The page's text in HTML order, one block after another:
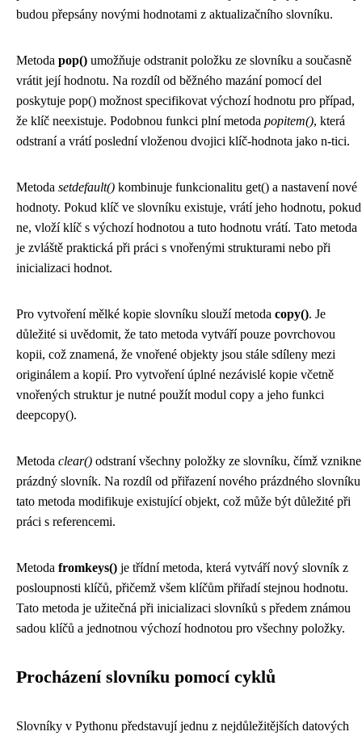
budou přepsány novými hodnotami z aktualizačního slovníku.
Metoda pop() umožňuje odstranit položku ze slovníku a současně
vrátit její hodnotu. Na rozdíl od běžného mazání pomocí del
poskytuje pop() možnost specifikovat výchozí hodnotu pro případ,
že klíč neexistuje. Podobnou funkci plní metoda popitem(), která
odstraní a vrátí poslední vloženou dvojici klíč-hodnota jako n-tici.
Metoda setdefault() kombinuje funkcionalitu get() a nastavení nové
hodnoty. Pokud klíč ve slovníku existuje, vrátí jeho hodnotu, pokud
ne, vloží klíč s výchozí hodnotou a tuto hodnotu vrátí. Tato metoda
je zvláště praktická při práci s vnořenými strukturami nebo při
inicializaci hodnot.
Pro vytvoření mělké kopie slovníku slouží metoda copy(). Je
důležité si uvědomit, že tato metoda vytváří pouze povrchovou
kopii, což znamená, že vnořené objekty jsou stále sdíleny mezi
originálem a kopií. Pro vytvoření úplné nezávislé kopie včetně
vnořených struktur je nutné použít modul copy a jeho funkci
deepcopy().
Metoda clear() odstraní všechny položky ze slovníku, čímž vznikne
prázdný slovník. Na rozdíl od přiřazení nového prázdného slovníku
tato metoda modifikuje existující objekt, což může být důležité při
práci s referencemi.
Metoda fromkeys() je třídní metoda, která vytváří nový slovník z
posloupnosti klíčů, přičemž všem klíčům přiřadí stejnou hodnotu.
Tato metoda je užitečná při inicializaci slovníků s předem známou
sadou klíčů a jednotnou výchozí hodnotou pro všechny položky.
Procházení slovníku pomocí cyklů
Slovníky v Pythonu představují jednu z nejdůležitějších datových